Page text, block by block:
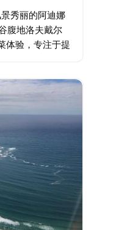
秀丽的阿迪娜
腹地洛夫戴尔
体验，专注于提